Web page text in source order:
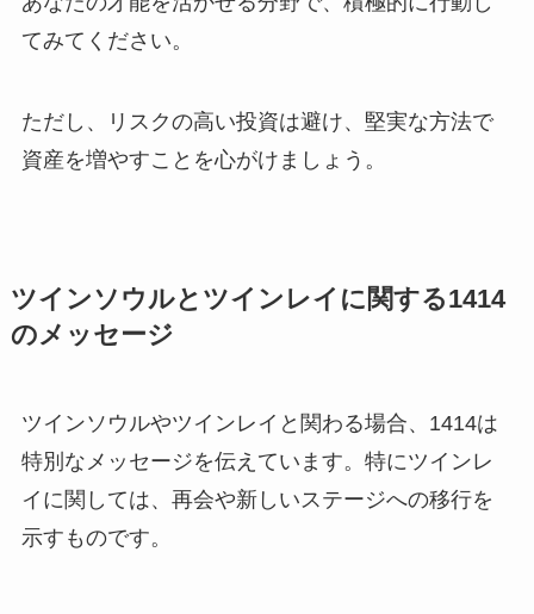
てみてください。
ただし、リスクの高い投資は避け、堅実な方法で
資産を増やすことを心がけましょう。
ツインソウルとツインレイに関する1414
のメッセージ
ツインソウルやツインレイと関わる場合、1414は
特別なメッセージを伝えています。特にツインレ
イに関しては、再会や新しいステージへの移行を
示すものです。